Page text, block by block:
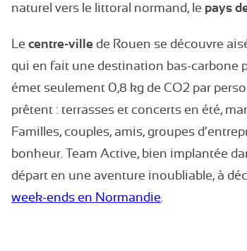
naturel vers le littoral normand, le pays
Le centre-ville de Rouen se découvre
qui en fait une destination bas-carbone
émet seulement 0,8 kg de CO2 par
prêtent : terrasses et concerts en été,
Familles, couples, amis, groupes
bonheur. Team Active, bien implantée
départ en une aventure inoubliable, à
week-ends en Normandie.